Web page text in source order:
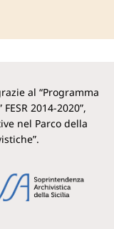
al “Programma
2014-2020”,
nel Parco della